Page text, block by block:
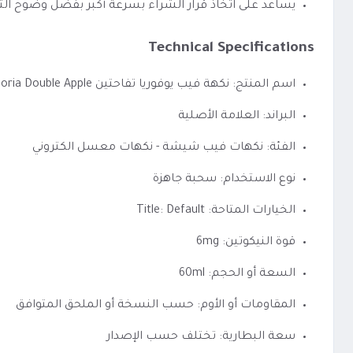
يساعد على اتخاذ قرار الشراء بسرعة أكبر بفضل وضوح
Technical Specifications
اسم المنتج: نكهة فيب يوفوريا تفاحتين Euphoria Double Apple
البراند: العلامة الأصلية
الفئة: نكهات فيب شيشة - نكهات معسل الكتروني
نوع الاستخدام: سحبة جاهزة
الخيارات المتاحة: Title: Default
قوة النيكوتين: 6mg
السعة أو الحجم: 60ml
المقاومات أو الأوم: حسب النسخة أو الملحق المتوافق
سعة البطارية: تختلف حسب الإصدار